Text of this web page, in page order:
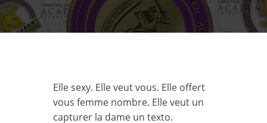
Elle sexy. Elle veut vous. Elle offert
vous femme nombre. Elle veut un
capturer la dame un texto.